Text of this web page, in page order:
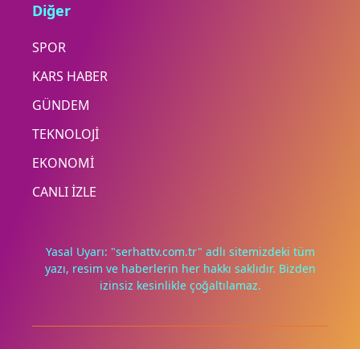
Diğer
SPOR
KARS HABER
GÜNDEM
TEKNOLOJİ
EKONOMİ
CANLI İZLE
Yasal Uyarı: "serhattv.com.tr" adlı sitemizdeki tüm
yazı, resim ve haberlerin her hakkı saklıdır. Bizden
izinsiz kesinlikle çoğaltılamaz.